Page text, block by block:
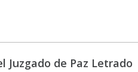
Juzgado de Paz Letrado